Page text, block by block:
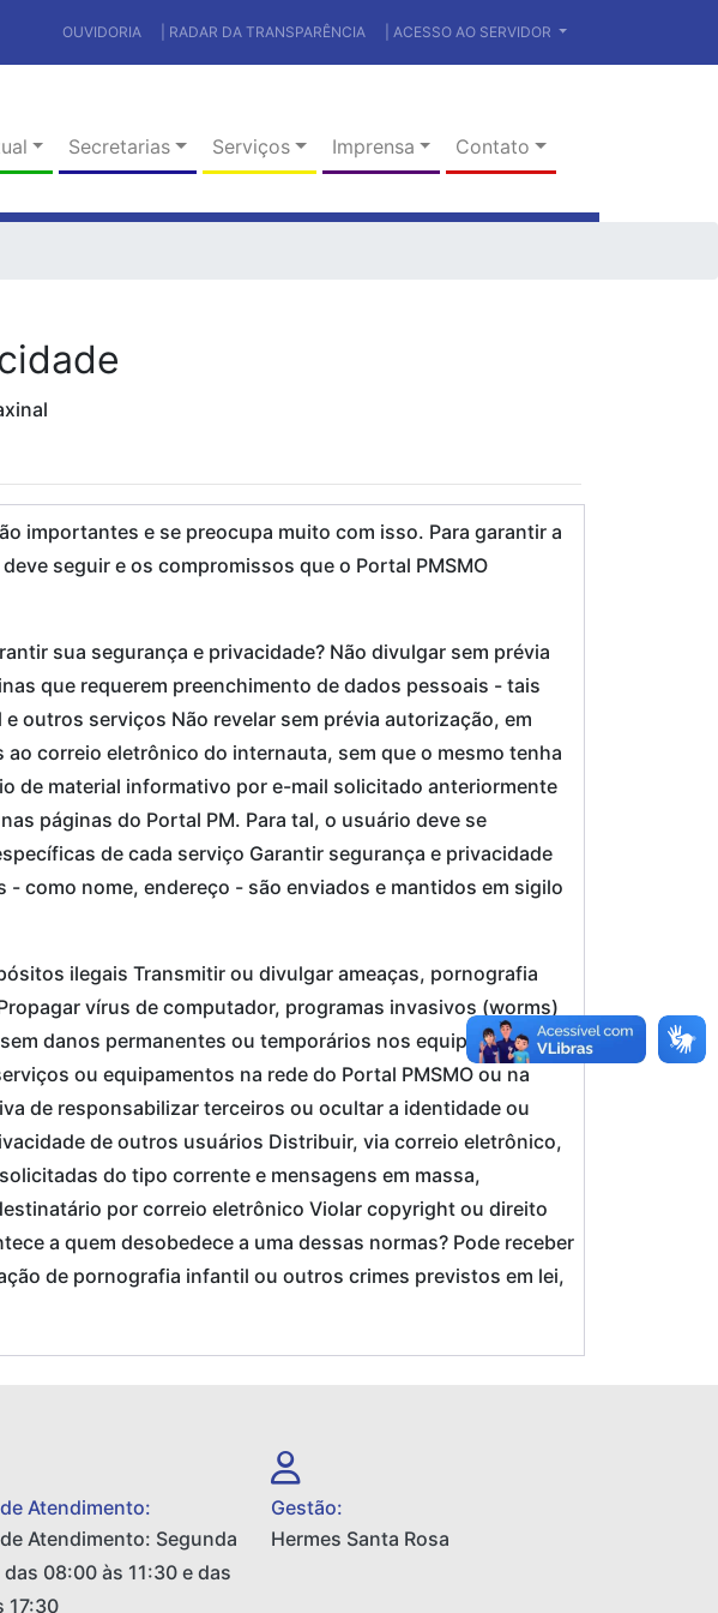
OUVIDORIA | RADAR DA TRANSPARÊNCIA | ACESSO AO SERVIDOR
Secretarias Serviços Imprensa Contato
importantes e se preocupa muito com isso. Para garantir a
seguir e os compromissos que o Portal PMSMO
sua segurança e privacidade? Não divulgar sem prévia
que requerem preenchimento de dados pessoais - tais
outros serviços Não revelar sem prévia autorização, em
correio eletrônico do internauta, sem que o mesmo tenha
de material informativo por e-mail solicitado anteriormente
páginas do Portal PM. Para tal, o usuário deve se
de cada serviço Garantir segurança e privacidade
como nome, endereço - são enviados e mantidos em sigilo
ilegais Transmitir ou divulgar ameaças, pornografia
vírus de computador, programas invasivos (worms)
danos permanentes ou temporários nos equipamentos
ou equipamentos na rede do Portal PMSMO ou na
de responsabilizar terceiros ou ocultar a identidade ou
de outros usuários Distribuir, via correio eletrônico,
do tipo corrente e mensagens em massa,
por correio eletrônico Violar copyright ou direito
a quem desobedece a uma dessas normas? Pode receber
de pornografia infantil ou outros crimes previstos em lei,
Atendimento:
Atendimento: Segunda
das 08:00 às 11:30 e das
17:30
Gestão:
Hermes Santa Rosa